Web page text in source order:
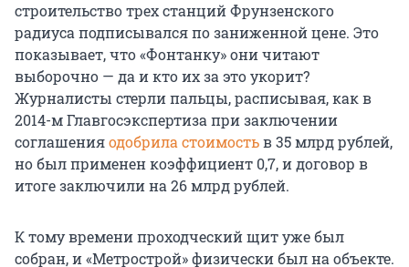
строительство трех станций Фрунзенского
радиуса подписывался по заниженной цене. Это
показывает, что «Фонтанку» они читают
выборочно — да и кто их за это укорит?
Журналисты стерли пальцы, расписывая, как в
2014-м Главгосэкспертиза при заключении
соглашенияодобрила стоимостьв 35 млрд рублей,
но был применен коэффициент 0,7, и договор в
итоге заключили на 26 млрд рублей.
К тому времени проходческий щит уже был
собран, и «Метрострой» физически был на объекте.